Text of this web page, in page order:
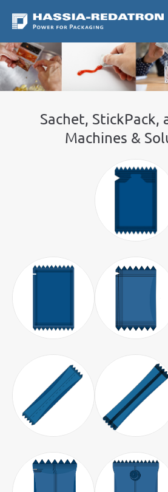
Sachet, StickPack,
Machines &